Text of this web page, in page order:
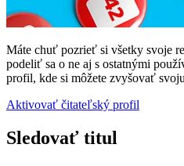
Máte chuť pozrieť si všetky svoje
podeliť sa o ne aj s ostatnými
profil, kde si môžete zvyšovať
Aktivovať čitateľský profil
Sledovať titul